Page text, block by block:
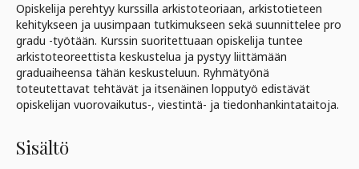
Opiskelija perehtyy kurssilla arkistoteoriaan, arkistotieteen
kehitykseen ja uusimpaan tutkimukseen sekä suunnittelee pro
gradu -työtään. Kurssin suoritettuaan opiskelija tuntee
arkistoteoreettista keskustelua ja pystyy liittämään
graduaiheensa tähän keskusteluun. Ryhmätyönä
toteutettavat tehtävät ja itsenäinen lopputyö edistävät
opiskelijan vuorovaikutus-, viestintä- ja tiedonhankintataitoja.
Sisältö